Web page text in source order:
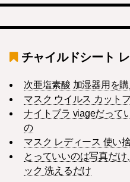
チャイルドシート
次亜塩素酸 加湿器用を
マスク ウイルス カット
ナイトブラ viageだって
の
マスク レディース 使い
とっていいのは写真だ
ック 洗えるだけ